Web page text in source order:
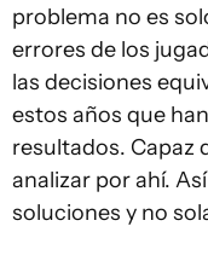
problema no es
errores de los
las decisiones
estos años que
resultados. Capaz
analizar por ahí.
soluciones y no